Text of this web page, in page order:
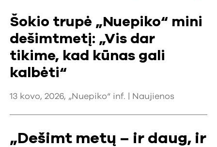
Šokio trupė „Nuepiko“ mini
dešimtmetį: „Vis dar
tikime, kad kūnas gali
kalbėti“
13 kovo, 2026, „Nuepiko“ inf. | Naujienos
„Dešimt metų – ir daug, ir